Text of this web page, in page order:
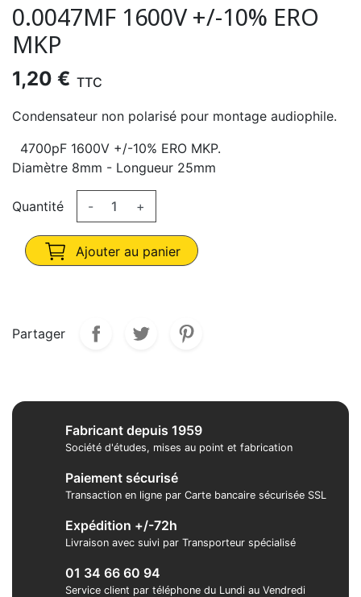
0.0047ΜF 1600V +/-10% ERO
MKP
1,20 € TTC
Condensateur non polarisé pour montage audiophile.
4700pF 1600V +/-10% ERO MKP.
Diamètre 8mm - Longueur 25mm
Quantité - +
Ajouter au panier
Partager
Fabricant depuis 1959
Société d'études, mises au point et fabrication
Paiement sécurisé
Transaction en ligne par Carte bancaire sécurisée SSL
Expédition +/-72h
Livraison avec suivi par Transporteur spécialisé
01 34 66 60 94
Service client par téléphone du Lundi au Vendredi